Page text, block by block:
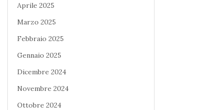
Aprile 2025
Marzo 2025
Febbraio 2025
Gennaio 2025
Dicembre 2024
Novembre 2024
Ottobre 2024